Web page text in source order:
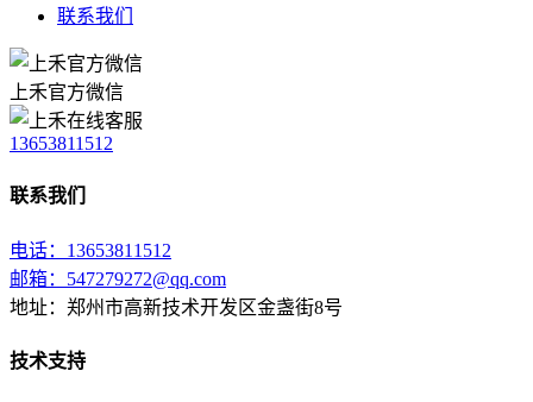
联系我们
上禾官方微信
13653811512
联系我们
电话：13653811512
邮箱：547279272@qq.com
地址：郑州市高新技术开发区金盏街8号
技术支持